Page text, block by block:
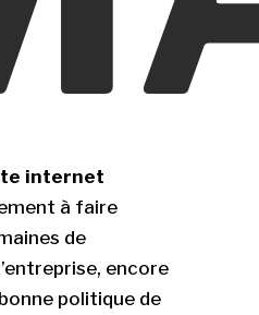
internet
à faire
de
encore
politique de